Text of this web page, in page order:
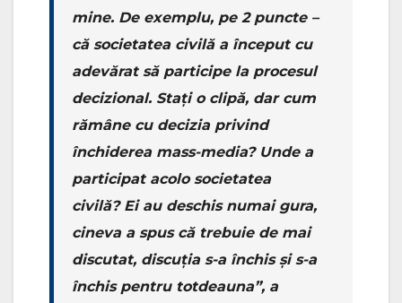
mine. De exemplu, pe 2 puncte –
că societatea civilă a început cu
adevărat să participe la procesul
decizional. Stați o clipă, dar cum
rămâne cu decizia privind
închiderea mass-media? Unde a
participat acolo societatea
civilă? Ei au deschis numai gura,
cineva a spus că trebuie de mai
discutat, discuția s-a închis și s-a
închis pentru totdeauna”, a